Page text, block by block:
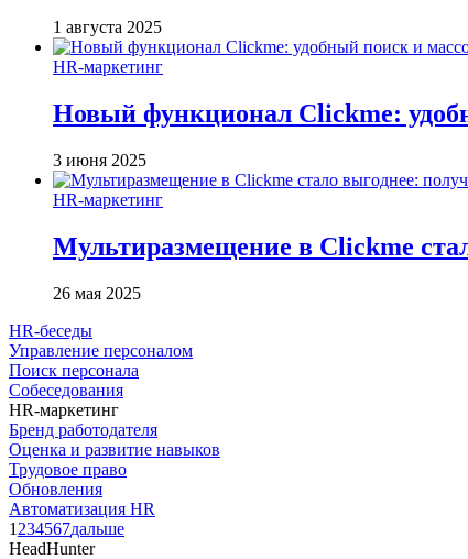
1 августа 2025
HR-маркетинг
Новый функционал Clickme:
3 июня 2025
HR-маркетинг
Мультиразмещение в Clickme
26 мая 2025
HR-беседы
Управление персоналом
Поиск персонала
Собеседования
HR-маркетинг
Бренд работодателя
Оценка и развитие навыков
Трудовое право
Обновления
Автоматизация HR
1 234567дальше
HeadHunter